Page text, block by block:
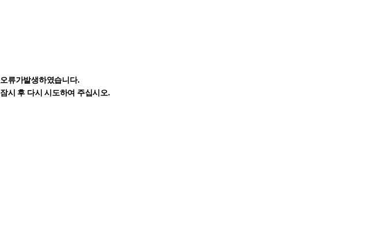
오류가발생하였습니다.
잠시 후 다시 시도하여 주십시오.